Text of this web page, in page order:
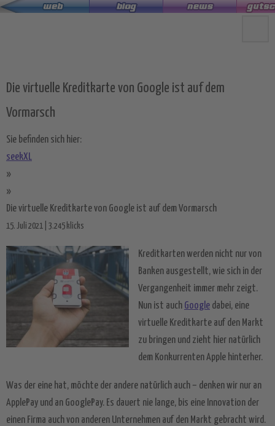
Zum
Die virtuelle Kreditkarte von Google ist auf dem
Vormarsch
Sie befinden sich hier:
seekXL
»
»
Die virtuelle Kreditkarte von Google ist auf dem Vormarsch
15. Juli 2021 | 3.245 klicks
Kreditkarten werden nicht nur von
Banken ausgestellt, wie sich in der
Vergangenheit immer mehr zeigt.
Nun ist auch Google dabei, eine
virtuelle Kreditkarte auf den Markt
zu bringen und zieht hier natürlich
dem Konkurrenten Apple hinterher.
Was der eine hat, möchte der andere natürlich auch – denken wir nur an
ApplePay und an GooglePay. Es dauert nie lange, bis eine Innovation der
einen Firma auch von anderen Unternehmen auf den Markt gebracht wird.